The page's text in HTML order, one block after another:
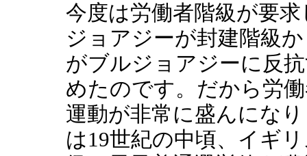
今度は労働者階級が要
ジョアジーが封建階級
がブルジョアジーに反
めたのです。だから労
運動が非常に盛んにな
は19世紀の中頃、イギ